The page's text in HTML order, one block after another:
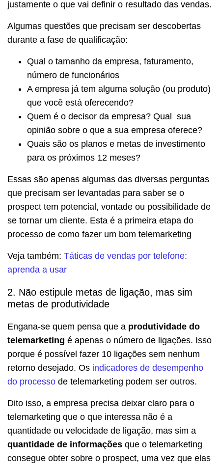
justamente o que vai definir o resultado das vendas.
Algumas questões que precisam ser descobertas
durante a fase de qualificação:
Qual o tamanho da empresa, faturamento,
número de funcionários
A empresa já tem alguma solução (ou produto)
que você está oferecendo?
Quem é o decisor da empresa? Qual sua
opinião sobre o que a sua empresa oferece?
Quais são os planos e metas de investimento
para os próximos 12 meses?
Essas são apenas algumas das diversas perguntas
que precisam ser levantadas para saber se o
prospect tem potencial, vontade ou possibilidade de
se tornar um cliente. Esta é a primeira etapa do
processo de como fazer um bom telemarketing
Veja também: Táticas de vendas por telefone:
aprenda a usar
2. Não estipule metas de ligação, mas sim
metas de produtividade
Engana-se quem pensa que a produtividade do
telemarketing é apenas o número de ligações. Isso
porque é possível fazer 10 ligações sem nenhum
retorno desejado. Os indicadores de desempenho
do processo de telemarketing podem ser outros.
Dito isso, a empresa precisa deixar claro para o
telemarketing que o que interessa não é a
quantidade ou velocidade de ligação, mas sim a
quantidade de informações que o telemarketing
consegue obter sobre o prospect, uma vez que elas